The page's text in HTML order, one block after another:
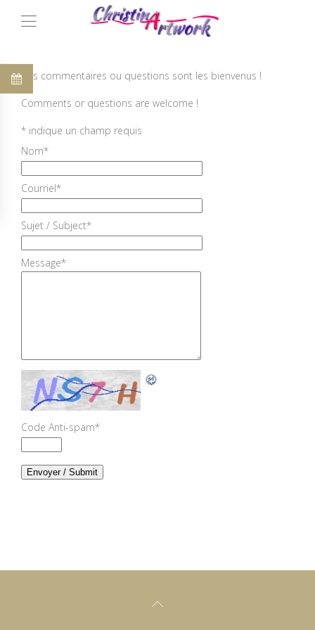
Vos commentaires ou questions sont les bienvenus !
Comments or questions are welcome !
* indique un champ requis
Nom*
Courriel*
Sujet / Subject*
Message*
Code Anti-spam*